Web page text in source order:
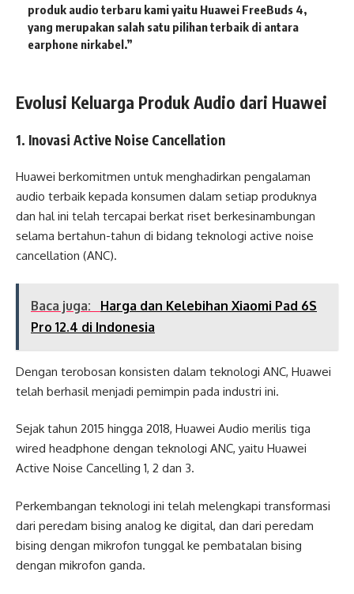
produk audio terbaru kami yaitu Huawei FreeBuds 4,
yang merupakan salah satu pilihan terbaik di antara
earphone nirkabel.”
Evolusi Keluarga Produk Audio dari Huawei
1. Inovasi Active Noise Cancellation
Huawei berkomitmen untuk menghadirkan pengalaman
audio terbaik kepada konsumen dalam setiap produknya
dan hal ini telah tercapai berkat riset berkesinambungan
selama bertahun-tahun di bidang teknologi active noise
cancellation (ANC).
Baca juga:
Harga dan Kelebihan Xiaomi Pad 6S
Pro 12.4 di Indonesia
Dengan terobosan konsisten dalam teknologi ANC, Huawei
telah berhasil menjadi pemimpin pada industri ini.
Sejak tahun 2015 hingga 2018, Huawei Audio merilis tiga
wired headphone dengan teknologi ANC, yaitu Huawei
Active Noise Cancelling 1, 2 dan 3.
Perkembangan teknologi ini telah melengkapi transformasi
dari peredam bising analog ke digital, dan dari peredam
bising dengan mikrofon tunggal ke pembatalan bising
dengan mikrofon ganda.